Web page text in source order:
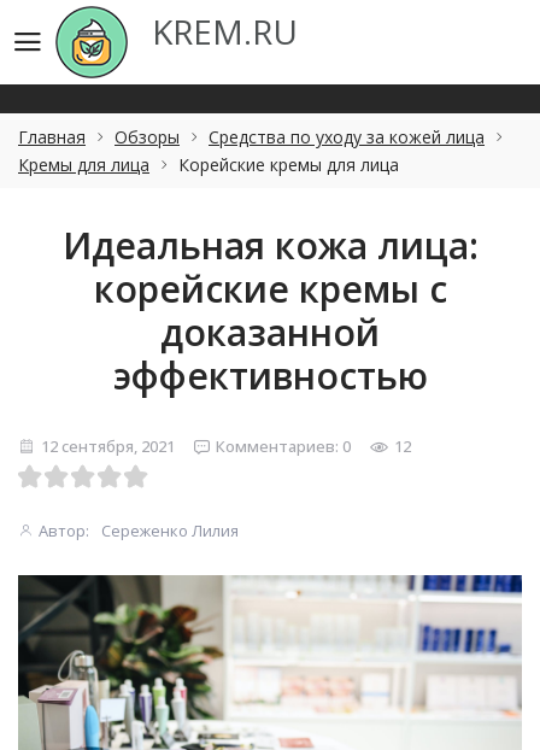
KREM.RU
KREM.RU
Главная Обзоры
Средства по уходу за кожей лица
Кремы для лица
Корейские кремы для лица
Идеальная кожа лица:
корейские кремы с
доказанной
эффективностью
12 сентября, 2021 Комментариев: 0 12
Автор: Сереженко Лилия